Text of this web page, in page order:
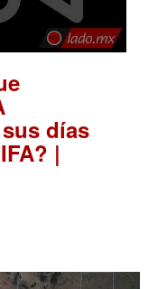
días
|